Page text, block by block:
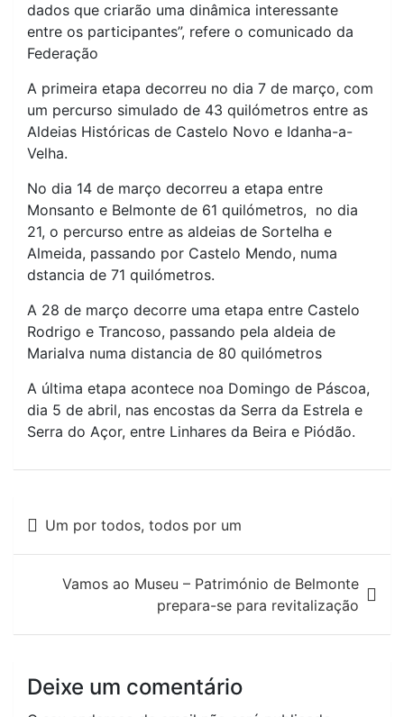
dados que criarão uma dinâmica interessante
entre os participantes”, refere o comunicado da
Federação
A primeira etapa decorreu no dia 7 de março, com
um percurso simulado de 43 quilómetros entre as
Aldeias Históricas de Castelo Novo e Idanha-a-
Velha.
No dia 14 de março decorreu a etapa entre
Monsanto e Belmonte de 61 quilómetros, no dia
21, o percurso entre as aldeias de Sortelha e
Almeida, passando por Castelo Mendo, numa
dstancia de 71 quilómetros.
A 28 de março decorre uma etapa entre Castelo
Rodrigo e Trancoso, passando pela aldeia de
Marialva numa distancia de 80 quilómetros
A última etapa acontece noa Domingo de Páscoa,
dia 5 de abril, nas encostas da Serra da Estrela e
Serra do Açor, entre Linhares da Beira e Piódão.
Navegação
de
artigos
Um por todos, todos por um
Vamos ao Museu – Património de Belmonte
prepara-se para revitalização
Deixe um comentário